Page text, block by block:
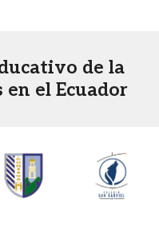
de la
en el Ecuador